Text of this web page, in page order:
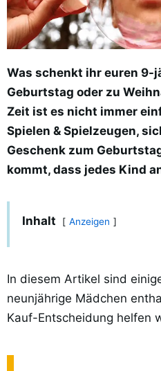
Was schenkt ihr euren 9-
Geburtstag oder zu
Zeit ist es nicht immer
Spielen & Spielzeugen,
Geschenk zum
kommt, dass jedes Kind
Inhalt Anzeigen
In diesem Artikel sind
neunjährige Mädchen
Kauf-Entscheidung helfen